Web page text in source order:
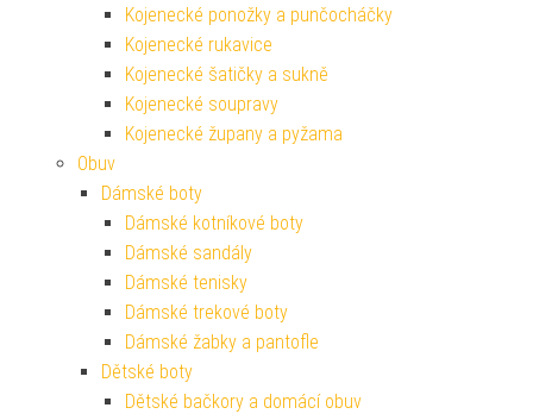
Kojenecké ponožky a punčocháčky
Kojenecké rukavice
Kojenecké šatičky a sukně
Kojenecké soupravy
Kojenecké župany a pyžama
Obuv
Dámské boty
Dámské kotníkové boty
Dámské sandály
Dámské tenisky
Dámské trekové boty
Dámské žabky a pantofle
Dětské boty
Dětské bačkory a domácí obuv